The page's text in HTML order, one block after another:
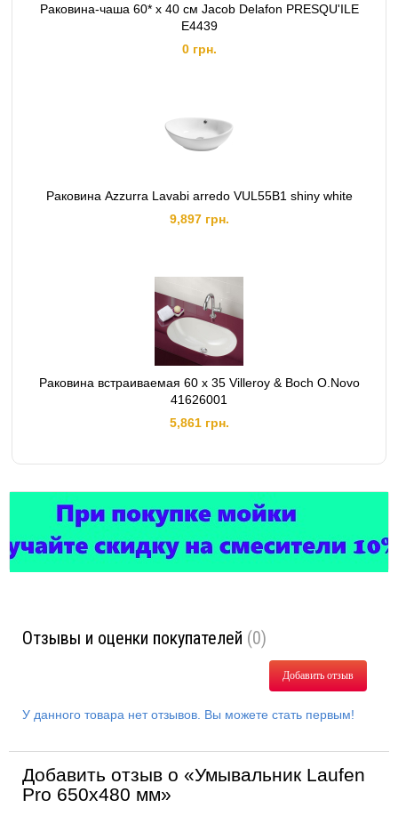
Раковина-чаша 60* х 40 см Jacob Delafon PRESQU'ILE
Е4439
0 грн.
Раковина Azzurra Lavabi arredo VUL55B1 shiny white
9,897 грн.
Раковина встраиваемая 60 x 35 Villeroy & Boch O.Novo
41626001
5,861 грн.
Отзывы и оценки покупателей (0)
Добавить отзыв
У данного товара нет отзывов. Вы можете стать первым!
Добавить отзыв о «Умывальник Laufen
Pro 650х480 мм»